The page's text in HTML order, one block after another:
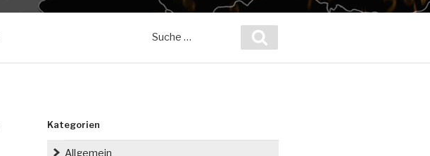
nach:
Kategorien
Allgemein